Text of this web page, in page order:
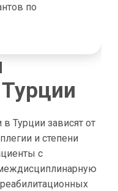
по
Турции зависят от
и степени
с